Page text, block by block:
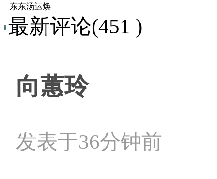
东东汤运焕
最新评论(451 )
向蕙玲
发表于36分钟前